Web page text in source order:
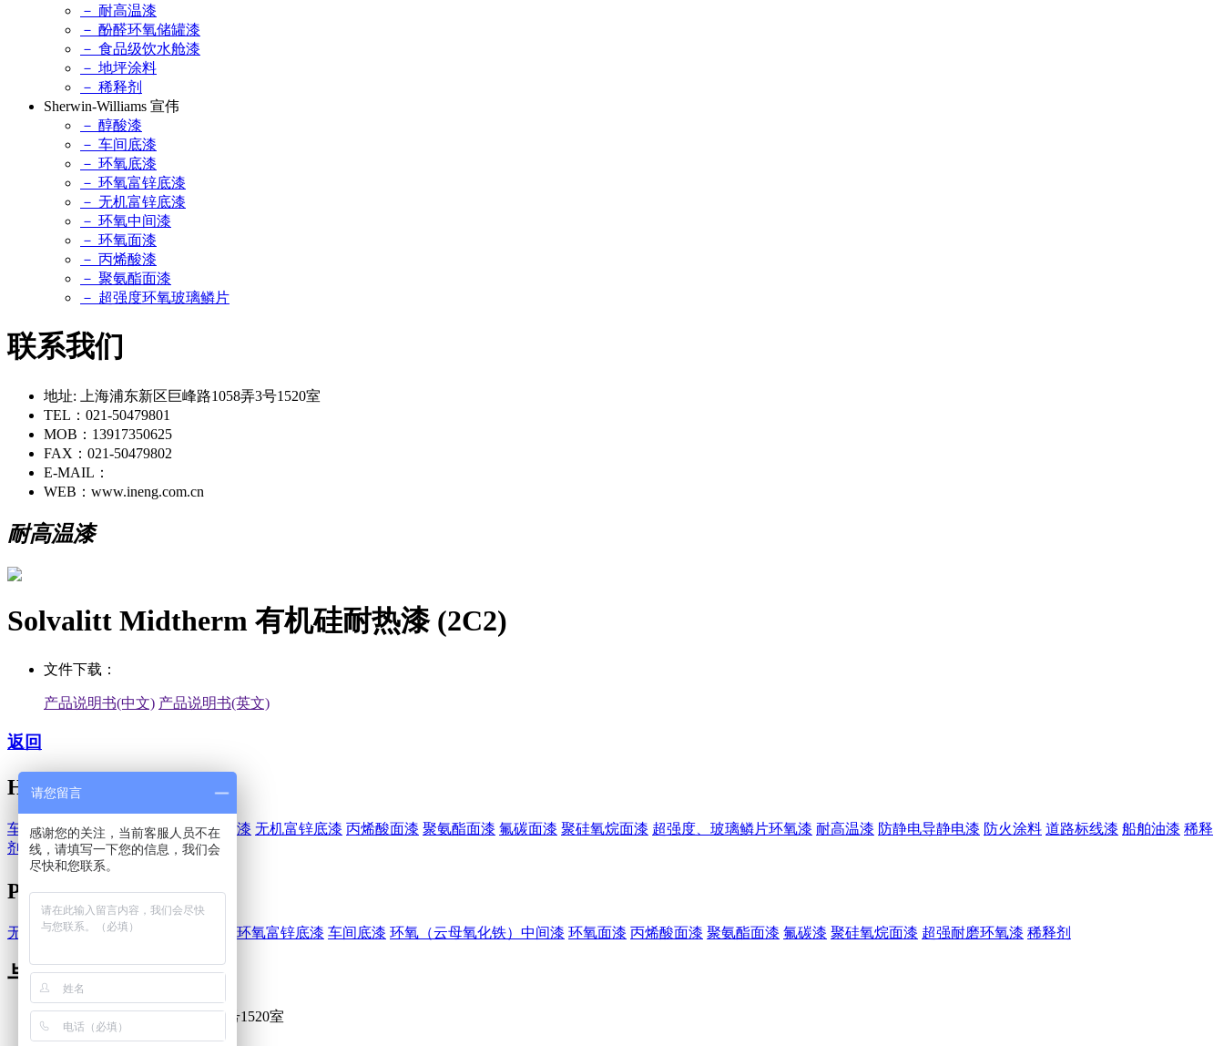
－ 耐高温漆
－ 酚醛环氧储罐漆
－ 食品级饮水舱漆
－ 地坪涂料
－ 稀释剂
Sherwin-Williams 宣伟
－ 醇酸漆
－ 车间底漆
－ 环氧底漆
－ 环氧富锌底漆
－ 无机富锌底漆
－ 环氧中间漆
－ 环氧面漆
－ 丙烯酸漆
－ 聚氨酯面漆
－ 超强度环氧玻璃鳞片
联系我们
地址: 上海浦东新区巨峰路1058弄3号1520室
TEL：021-50479801
MOB：13917350625
FAX：021-50479802
E-MAIL：
WEB：www.ineng.com.cn
耐高温漆
Solvalitt Midtherm 有机硅耐热漆 (2C2)
文件下载：
产品说明书(中文) 产品说明书(英文)
返回
HEMPEL-海虹老人
车间底漆 醇酸漆 环氧漆 环氧富锌底漆 无机富锌底漆 丙烯酸面漆 聚氨酯面漆 氟碳面漆 聚硅氧烷面漆 超强度、玻璃鳞片环氧漆 耐高温漆 防静电导静电漆 防火涂料 道路标线漆 船舶油漆 稀释
剂
水性油漆
PPG-庞贝捷
无机硅酸富锌底漆 醇酸漆 环氧富锌底漆 车间底漆 环氧（云母氧化铁）中间漆 环氧面漆 丙烯酸面漆 聚氨酯面漆 氟碳漆 聚硅氧烷面漆 超强耐磨环氧漆 稀释剂
与我们联系
上海浦东新区巨峰路1058弄3号1520室
021-50479801
请您留言
感谢您的关注，当前客服人员不在
线，请填写一下您的信息，我们会
尽快和您联系。